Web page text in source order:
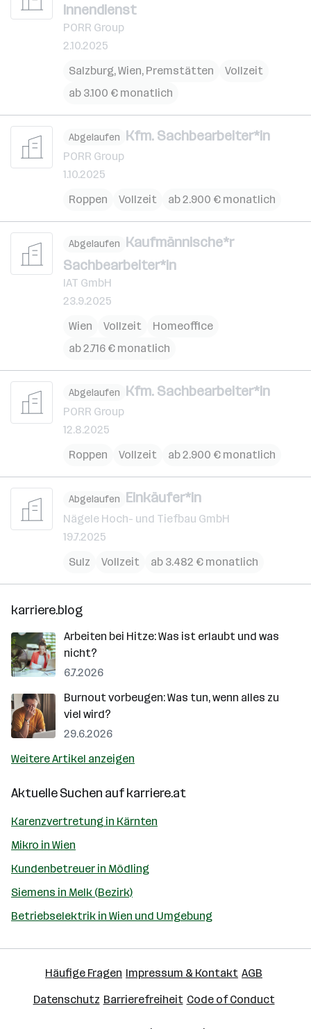
Innendienst
PORR Group
2.10.2025
Salzburg,Wien, Premstätten
Vollzeit
ab 3.100 € monatlich
Abgelaufen Kfm. Sachbearbeiter*in
PORR Group
1.10.2025
Roppen
Vollzeit ab 2.900 € monatlich
Abgelaufen Kaufmännische*r
Sachbearbeiter*in
IAT GmbH
23.9.2025
Wien
Vollzeit
Homeoffice
ab 2.716 € monatlich
Abgelaufen Kfm. Sachbearbeiter*in
PORR Group
12.8.2025
Roppen
Vollzeit ab 2.900 € monatlich
Abgelaufen Einkäufer*in
Nägele Hoch- und Tiefbau GmbH
19.7.2025
Sulz
Vollzeit ab 3.482 € monatlich
karriere.blog
Arbeiten bei Hitze: Was ist erlaubt und was
nicht?
6.7.2026
Burnout vorbeugen: Was tun, wenn alles zu
viel wird?
29.6.2026
Weitere Artikel anzeigen
Aktuelle Suchen aufkarriere.at
Karenzvertretung in Kärnten
Mikro in Wien
Kundenbetreuer in Mödling
Siemens in Melk (Bezirk)
Betriebselektrik in Wien und Umgebung
Häufige Fragen Impressum & Kontakt AGB
Datenschutz Barrierefreiheit Code of Conduct